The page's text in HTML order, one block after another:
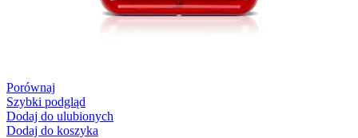
Porównaj
Szybki podgląd
Dodaj do ulubionych
Dodaj do koszyka